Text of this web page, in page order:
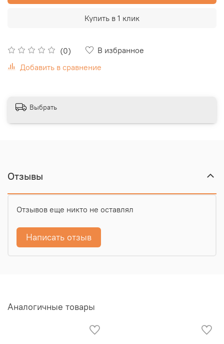
(0)
В избранное
Добавить в сравнение
Купить в 1 клик
Выбрать
Отзывы
Отзывов еще никто не оставлял
Написать отзыв
Аналогичные товары